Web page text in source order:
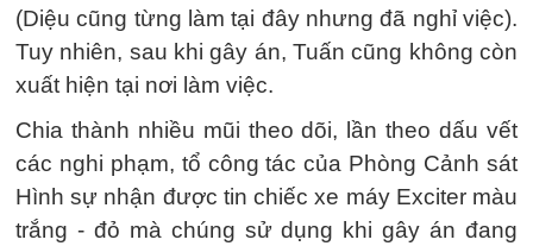
(Diệu cũng từng làm tại đây nhưng đã nghỉ việc).
Tuy nhiên, sau khi gây án, Tuấn cũng không còn
xuất hiện tại nơi làm việc.
Chia thành nhiều mũi theo dõi, lần theo dấu vết
các nghi phạm, tổ công tác của Phòng Cảnh sát
Hình sự nhận được tin chiếc xe máy Exciter màu
trắng - đỏ mà chúng sử dụng khi gây án đang